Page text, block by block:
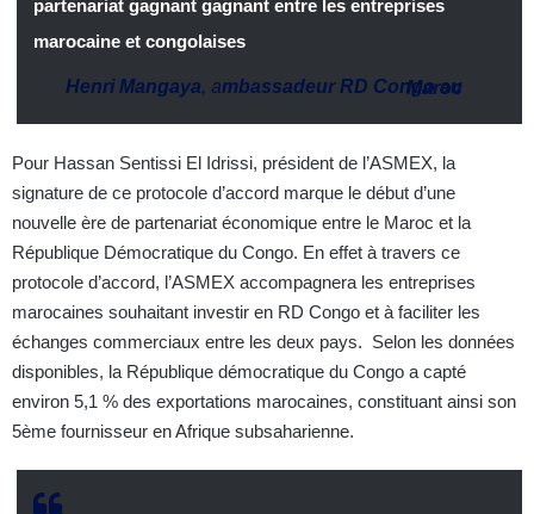
partenariat gagnant gagnant entre les entreprises
marocaine et congolaises
Henri Mangaya, a mbassadeur RD Congo au Maroc
Pour Hassan Sentissi El Idrissi, président de l’ASMEX, la
signature de ce protocole d’accord marque le début d’une
nouvelle ère de partenariat économique entre le Maroc et la
République Démocratique du Congo. En effet à travers ce
protocole d’accord, l’ASMEX accompagnera les entreprises
marocaines souhaitant investir en RD Congo et à faciliter les
échanges commerciaux entre les deux pays. Selon les données
disponibles, la République démocratique du Congo a capté
environ 5,1 % des exportations marocaines, constituant ainsi son
5ème fournisseur en Afrique subsaharienne.